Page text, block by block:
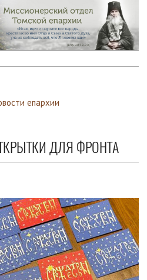
епархии
ДЛЯ ФРОНТА